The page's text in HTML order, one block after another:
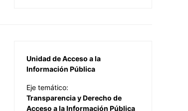
Unidad de Acceso a la
Información Pública
Eje temático:
Transparencia y Derecho de
Acceso a la Información Pública